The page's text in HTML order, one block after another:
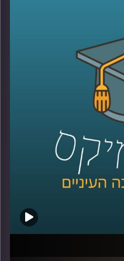
בהיבטים כלכליים,
היא המקום הפתוח
קירות שבורים ולנסות
להאזין ולתרגל